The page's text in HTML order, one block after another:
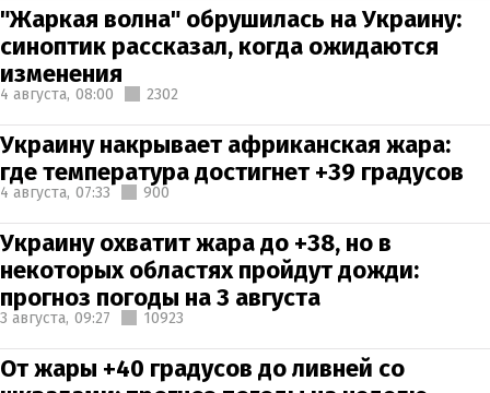
"Жаркая волна" обрушилась на Украину:
синоптик рассказал, когда ожидаются
изменения
4 августа, 08:00 2302
Украину накрывает африканская жара:
где температура достигнет +39 градусов
4 августа, 07:33 900
Украину охватит жара до +38, но в
некоторых областях пройдут дожди:
прогноз погоды на 3 августа
3 августа, 09:27 10923
От жары +40 градусов до ливней со